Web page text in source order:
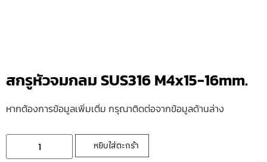
สกรูหัวจมกลม SUS316 M4x15-16mm.
หากต้องการข้อมูลเพิ่มเติ่ม กรุณาติดต่อจากข้อมูลด้านล่าง
หยิบใส่ตะกร้า